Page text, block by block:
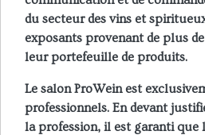
du secteur des vins et
exposants provenant de plus
leur portefeuille de produits.
Le salon ProWein est
professionnels. En devant
la profession, il est garanti que